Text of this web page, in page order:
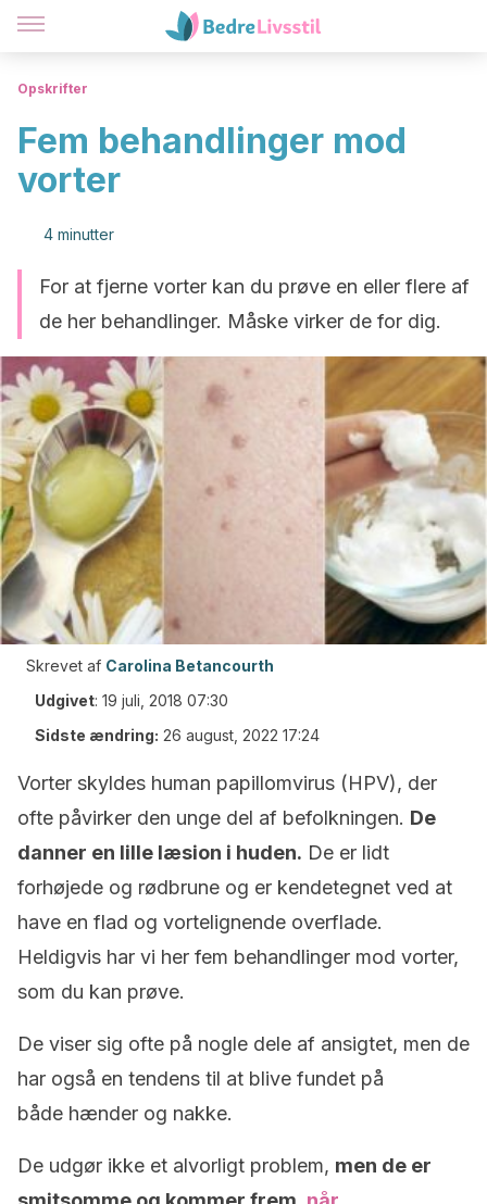
Opskrifter
Fem behandlinger mod
vorter
4 minutter
For at fjerne vorter kan du prøve en eller flere af
de her behandlinger. Måske virker de for dig.
Skrevet af Carolina Betancourth
Udgivet: 19 juli, 2018 07:30
Sidste ændring: 26 august, 2022 17:24
Vorter skyldes human papillomvirus (HPV), der
ofte påvirker den unge del af befolkningen. De
danner en lille læsion i huden. De er lidt
forhøjede og rødbrune og er kendetegnet ved at
have en flad og vortelignende overflade.
Heldigvis har vi her fem behandlinger mod vorter,
som du kan prøve.
De viser sig ofte på nogle dele af ansigtet, men de
har også en tendens til at blive fundet på
både hænder og nakke.
De udgør ikke et alvorligt problem, men de er